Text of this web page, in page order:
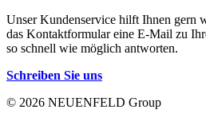
Unser Kundenservice hilft Ihnen gern
das Kontaktformular eine E-Mail zu
so schnell wie möglich antworten.
Schreiben Sie uns
© 2026 NEUENFELD Group